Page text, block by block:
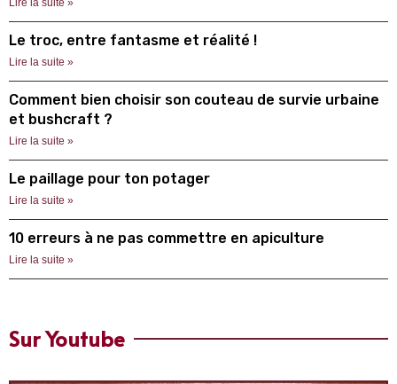
Lire la suite »
Le troc, entre fantasme et réalité !
Lire la suite »
Comment bien choisir son couteau de survie urbaine
et bushcraft ?
Lire la suite »
Le paillage pour ton potager
Lire la suite »
10 erreurs à ne pas commettre en apiculture
Lire la suite »
Sur Youtube